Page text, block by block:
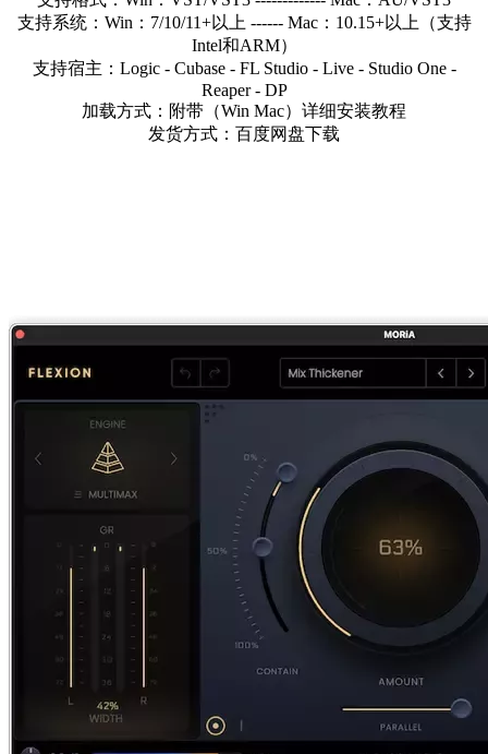
支持系统：Win：7/10/11+以上 ------ Mac：10.15+以上（支持
Intel和ARM）
支持宿主：Logic - Cubase - FL Studio - Live - Studio One -
Reaper - DP
加载方式：附带（Win Mac）详细安装教程
发货方式：百度网盘下载